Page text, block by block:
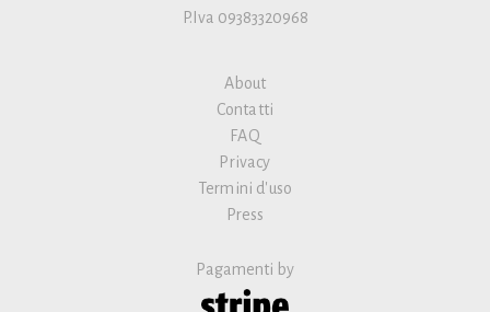
P.Iva 09383320968
About
Contatti
FAQ
Privacy
Termini d'uso
Press
Pagamenti by